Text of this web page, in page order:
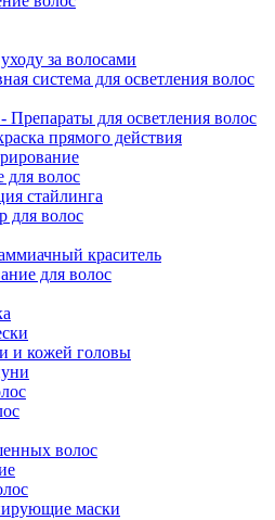
за волосами
система для осветления волос
для осветления волос
прямого действия
волос
стайлинга
для волос
краситель
для волос
и кожей головы
волос
маски